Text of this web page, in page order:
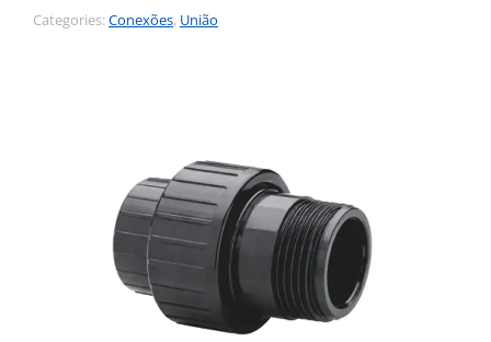
Categories:Conexões, União